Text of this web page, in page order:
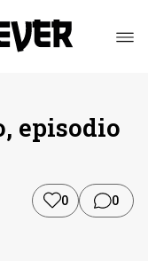
episodio
0 0